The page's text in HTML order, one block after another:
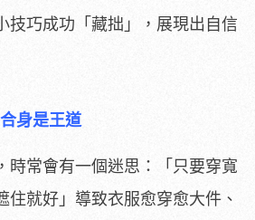
技巧成功「藏拙」，展現出自信
身是王道
時常會有一個迷思：「只要穿寬
住就好」導致衣服愈穿愈大件、